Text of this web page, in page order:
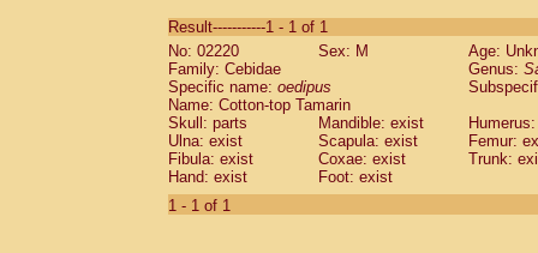
CebidaeSaguinus labiatus(0)
Cebidae Saguinus leucopus (0)
Cebidae
CebidaeSaguinus mystax
Cebidae Saguinus nigricollis (0)
Cebidae Saguinus oedipus
Cebidae Saguinus weddelli
Cebidae Saguinusspp.
Cebidae
Result-----------1 - 1 of 1
No: 02220
Sex: M
Age:
Family: Cebidae
Genus:
Specific name: oedipus
Name: Cotton-top Tamarin
Skull: parts
Mandible: exist
Ulna: exist
Scapula: exist
Femur:
Fibula: exist
Coxae: exist
Trunk:
Hand: exist
Foot: exist
1 - 1 of 1